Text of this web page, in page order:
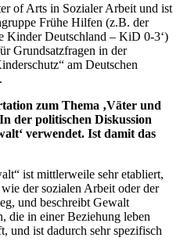
of Arts in Sozialer Arbeit und ist
Frühe Hilfen (z.B. der
Kinder Deutschland – KiD 0-3‘)
Grundsatzfragen in der
am Deutschen
zum Thema ‚Väter und
der politischen Diskussion
verwendet. Ist damit das
ist mittlerweile sehr etabliert,
der sozialen Arbeit oder der
und beschreibt Gewalt
die in einer Beziehung leben
und ist dadurch sehr spezifisch